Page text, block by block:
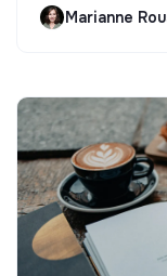
Marianne